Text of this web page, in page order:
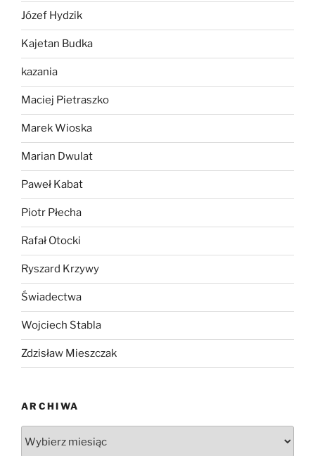
Józef Hydzik
Kajetan Budka
kazania
Maciej Pietraszko
Marek Wioska
Marian Dwulat
Paweł Kabat
Piotr Płecha
Rafał Otocki
Ryszard Krzywy
Świadectwa
Wojciech Stabla
Zdzisław Mieszczak
ARCHIWA